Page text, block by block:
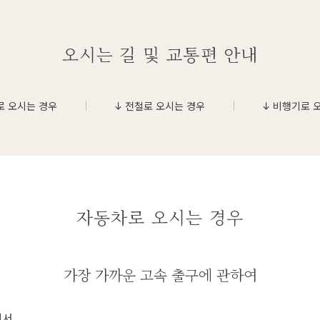
오시는 길 및 교통편 안내
오시는 경우 전철로 오시는 경우 비행기로
자동차로 오시는 경우
가장 가까운 고속 출구에 관하여